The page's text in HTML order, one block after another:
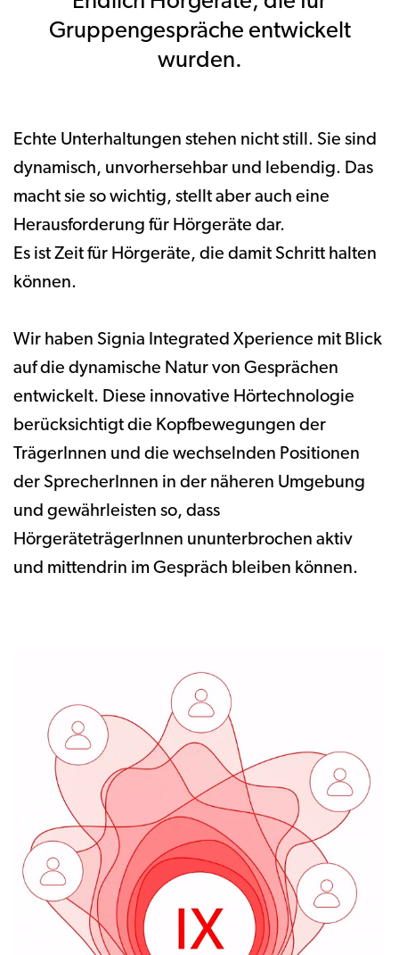
Gruppengespräche entwickelt
wurden.
Echte Unterhaltungen stehen nicht still. Sie sind
dynamisch, unvorhersehbar und lebendig. Das
macht sie so wichtig, stellt aber auch eine
Herausforderung für Hörgeräte dar.
Es ist Zeit für Hörgeräte, die damit Schritt halten
können.
Wir haben Signia Integrated Xperience mit Blick
auf die dynamische Natur von Gesprächen
entwickelt. Diese innovative Hörtechnologie
berücksichtigt die Kopfbewegungen der
TrägerInnen und die wechselnden Positionen
der SprecherInnen in der näheren Umgebung
und gewährleisten so, dass
HörgeräteträgerInnen ununterbrochen aktiv
und mittendrin im Gespräch bleiben können.